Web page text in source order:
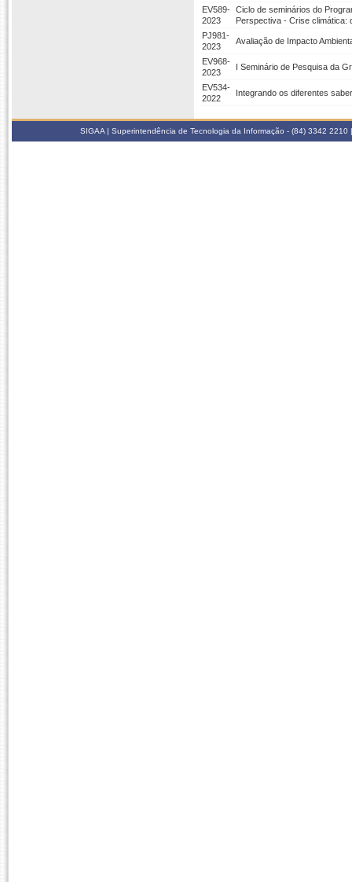
EV589-
2023
Ciclo de seminários do
Perspectiva - Crise climática:
PJ981-
2023
Avaliação de Impacto
EV968-
2023
I Seminário de Pesquisa da
EV534-
2022
Integrando os diferentes
SIGAA | Superintendência de Tecnologia da Informação - (84) 3342